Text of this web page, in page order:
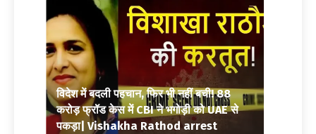
विदेश में बदली पहचान, फिर भी नहीं बची! 88
करोड़ फ्रॉड केस में CBI ने भगोड़ी को UAE से
पकड़ा| Vishakha Rathod arrest